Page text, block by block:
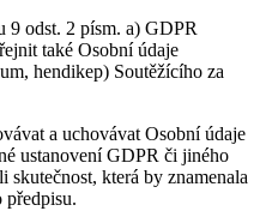
9 odst. 2 písm. a) GDPR
také Osobní údaje
hendikep) Soutěžícího za
a uchovávat Osobní údaje
ustanovení GDPR či jiného
skutečnost, která by znamenala